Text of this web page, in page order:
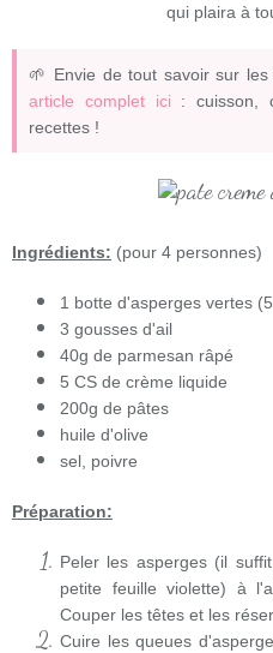
qui plaira à
🌱 Envie de tout savoir sur
article complet ici : cuisson,
recettes !
Ingrédients: (pour 4 personnes)
1 botte d'asperges vertes
3 gousses d'ail
40g de parmesan râpé
5 CS de crème liquide
200g de pâtes
huile d'olive
sel, poivre
Préparation:
Peler les asperges (il
petite feuille violette) à
Couper les têtes et les
Cuire les queues